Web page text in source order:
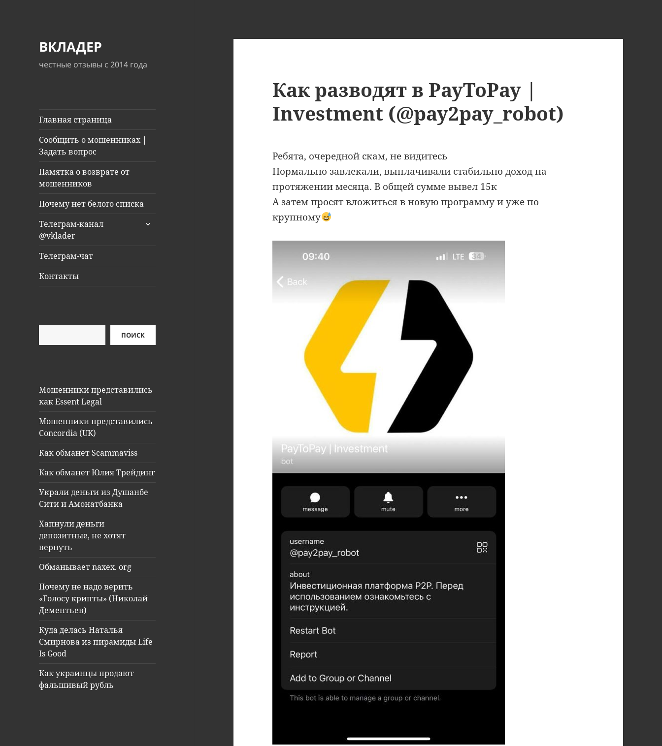
ВКЛАДЕР
честные отзывы с 2014 года
Главная страница
Сообщить о мошенниках |
Задать вопрос
Памятка о возврате от
мошенников
Почему нет белого списка
Телеграм-канал
@vklader
раскрыть
Телеграм-чат
Контакты
ПОИСК
Мошенники представились
как Essent Legal
Мошенники представились
Concordia (UK)
Как обманет Scammaviss
Как обманет Юлия Трейдинг
Украли деньги из Душанбе
Сити и Амонатбанка
Хапнули деньги
депозитные, не хотят
вернуть
Обманывает naxex. org
Почему не надо верить
«Голосу крипты» (Николай
Дементьев)
Куда делась Наталья
Смирнова из пирамиды Life
Is Good
Как украинцы продают
фальшивый рубль
Как разводят в PayToPay |
Investment (@pay2pay_robot)
Ребята, очередной скам, не видитесь
Нормально завлекали, выплачивали стабильно доход на
протяжении месяца. В общей сумме вывел 15к
А затем просят вложиться в новую программу и уже по
крупному